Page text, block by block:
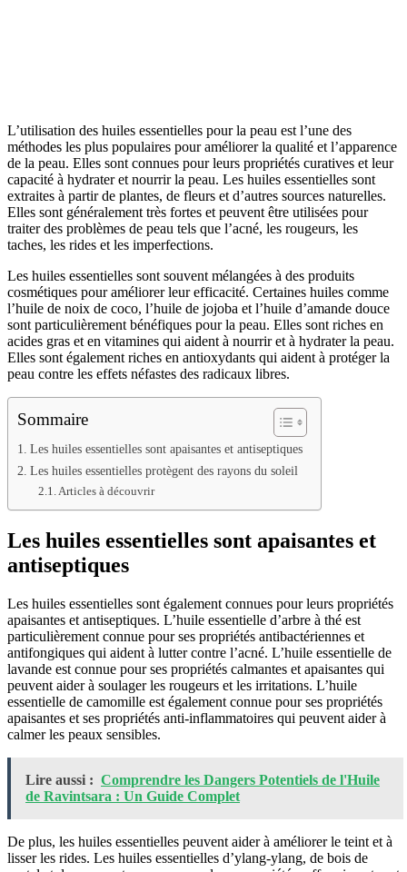
L’utilisation des huiles essentielles pour la peau est l’une des
méthodes les plus populaires pour améliorer la qualité et l’apparence
de la peau. Elles sont connues pour leurs propriétés curatives et leur
capacité à hydrater et nourrir la peau. Les huiles essentielles sont
extraites à partir de plantes, de fleurs et d’autres sources naturelles.
Elles sont généralement très fortes et peuvent être utilisées pour
traiter des problèmes de peau tels que l’acné, les rougeurs, les
taches, les rides et les imperfections.
Les huiles essentielles sont souvent mélangées à des produits
cosmétiques pour améliorer leur efficacité. Certaines huiles comme
l’huile de noix de coco, l’huile de jojoba et l’huile d’amande douce
sont particulièrement bénéfiques pour la peau. Elles sont riches en
acides gras et en vitamines qui aident à nourrir et à hydrater la peau.
Elles sont également riches en antioxydants qui aident à protéger la
peau contre les effets néfastes des radicaux libres.
Sommaire
Les huiles essentielles sont apaisantes et antiseptiques
Les huiles essentielles protègent des rayons du soleil
Articles à découvrir
Les huiles essentielles sont apaisantes et
antiseptiques
Les huiles essentielles sont également connues pour leurs propriétés
apaisantes et antiseptiques. L’huile essentielle d’arbre à thé est
particulièrement connue pour ses propriétés antibactériennes et
antifongiques qui aident à lutter contre l’acné. L’huile essentielle de
lavande est connue pour ses propriétés calmantes et apaisantes qui
peuvent aider à soulager les rougeurs et les irritations. L’huile
essentielle de camomille est également connue pour ses propriétés
apaisantes et ses propriétés anti-inflammatoires qui peuvent aider à
calmer les peaux sensibles.
Lire aussi : Comprendre les Dangers Potentiels de l'Huile
de Ravintsara : Un Guide Complet
De plus, les huiles essentielles peuvent aider à améliorer le teint et à
lisser les rides. Les huiles essentielles d’ylang-ylang, de bois de